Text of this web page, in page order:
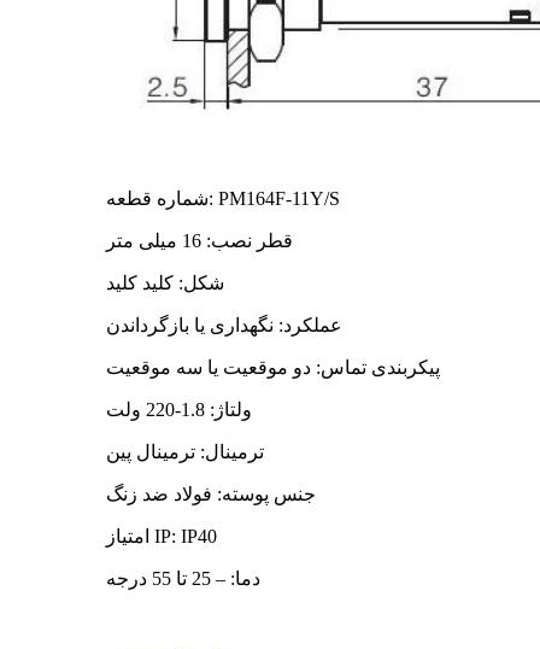
شماره قطعه: PM164F-11Y/S
قطر نصب: 16 میلی متر
شکل: کلید کلید
عملکرد: نگهداری یا بازگرداندن
پیکربندی تماس: دو موقعیت یا سه موقعیت
ولتاژ: 1.8-220 ولت
ترمینال: ترمینال پین
جنس پوسته: فولاد ضد زنگ
امتیاز IP: IP40
دما: – 25 تا 55 درجه